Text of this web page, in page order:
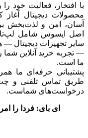
با افتخار، فعالیت خود
محصولات دیجیتال
آسان، امن و لذت‌بخش
اصل ایسوس شامل
سایر تجهیزات دیجیتال —
— تجربه خرید آنلاین
ما است.
پشتیبانی حرفه‌ای ما
طریق تماس تلفنی و چت
درخواست‌های شماست.
ای بای: فردا را